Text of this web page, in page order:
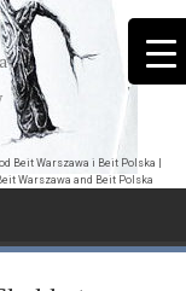
od Beit Warszawa i Beit Polska |
Warszawa and Beit Polska